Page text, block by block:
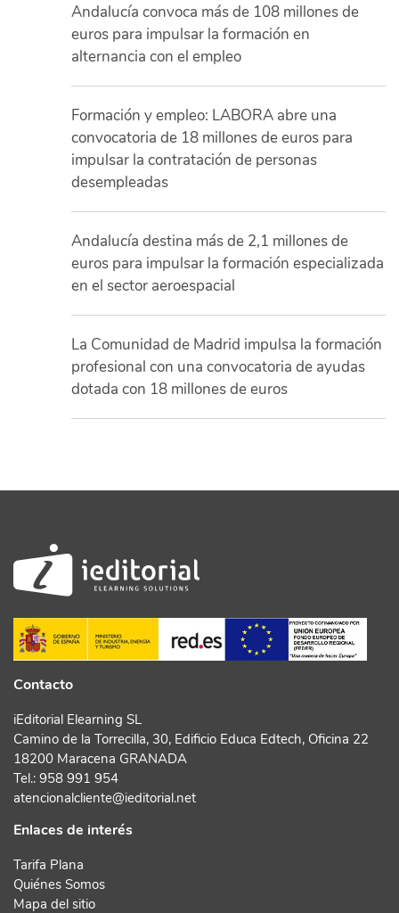
Andalucía convoca más de 108 millones de
euros para impulsar la formación en
alternancia con el empleo
Formación y empleo: LABORA abre una
convocatoria de 18 millones de euros para
impulsar la contratación de personas
desempleadas
Andalucía destina más de 2,1 millones de
euros para impulsar la formación especializada
en el sector aeroespacial
La Comunidad de Madrid impulsa la formación
profesional con una convocatoria de ayudas
dotada con 18 millones de euros
Contacto
iEditorial Elearning SL
Camino de la Torrecilla, 30, Edificio Educa Edtech, Oficina 22
18200 Maracena GRANADA
Tel.: 958 991 954
atencionalcliente@ieditorial.net
Enlaces de interés
Tarifa Plana
Quiénes Somos
Mapa del sitio